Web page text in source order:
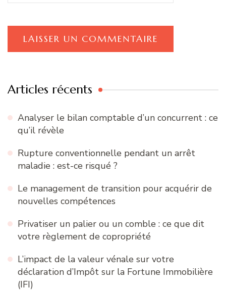
Articles récents
Analyser le bilan comptable d’un concurrent : ce
qu’il révèle
Rupture conventionnelle pendant un arrêt
maladie : est-ce risqué ?
Le management de transition pour acquérir de
nouvelles compétences
Privatiser un palier ou un comble : ce que dit
votre règlement de copropriété
L’impact de la valeur vénale sur votre
déclaration d’Impôt sur la Fortune Immobilière
(IFI)